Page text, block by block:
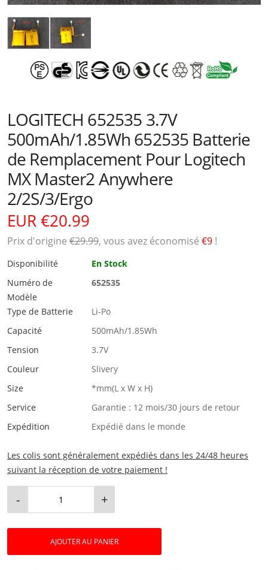
LOGITECH 652535 3.7V
500mAh/1.85Wh 652535 Batterie
de Remplacement Pour Logitech
MX Master2 Anywhere
2/2S/3/Ergo
EUR €20.99
Prix ​​d'origine €29.99, vous avez économisé €9 !
Disponibilité
En Stock
Numéro de
Modèle
652535
Type de Batterie
Li-Po
Capacité
500mAh/1.85Wh
Tension
3.7V
Couleur
Slivery
Size
*mm(L x W x H)
Service
Garantie : 12 mois/30 jours de retour
Expédition
Expédié dans le monde
Les colis sont généralement expédiés dans les 24/48 heures
suivant la réception de votre paiement !
- +
AJOUTER AU PANIER